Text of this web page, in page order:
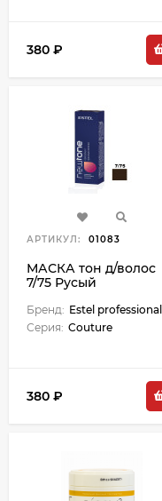
380 ₽
АРТИКУЛ: 01083
МАСКА тон д/волос
7/75 Русый
60 мл
Бренд: Estel professional
Серия: Couture
380 ₽